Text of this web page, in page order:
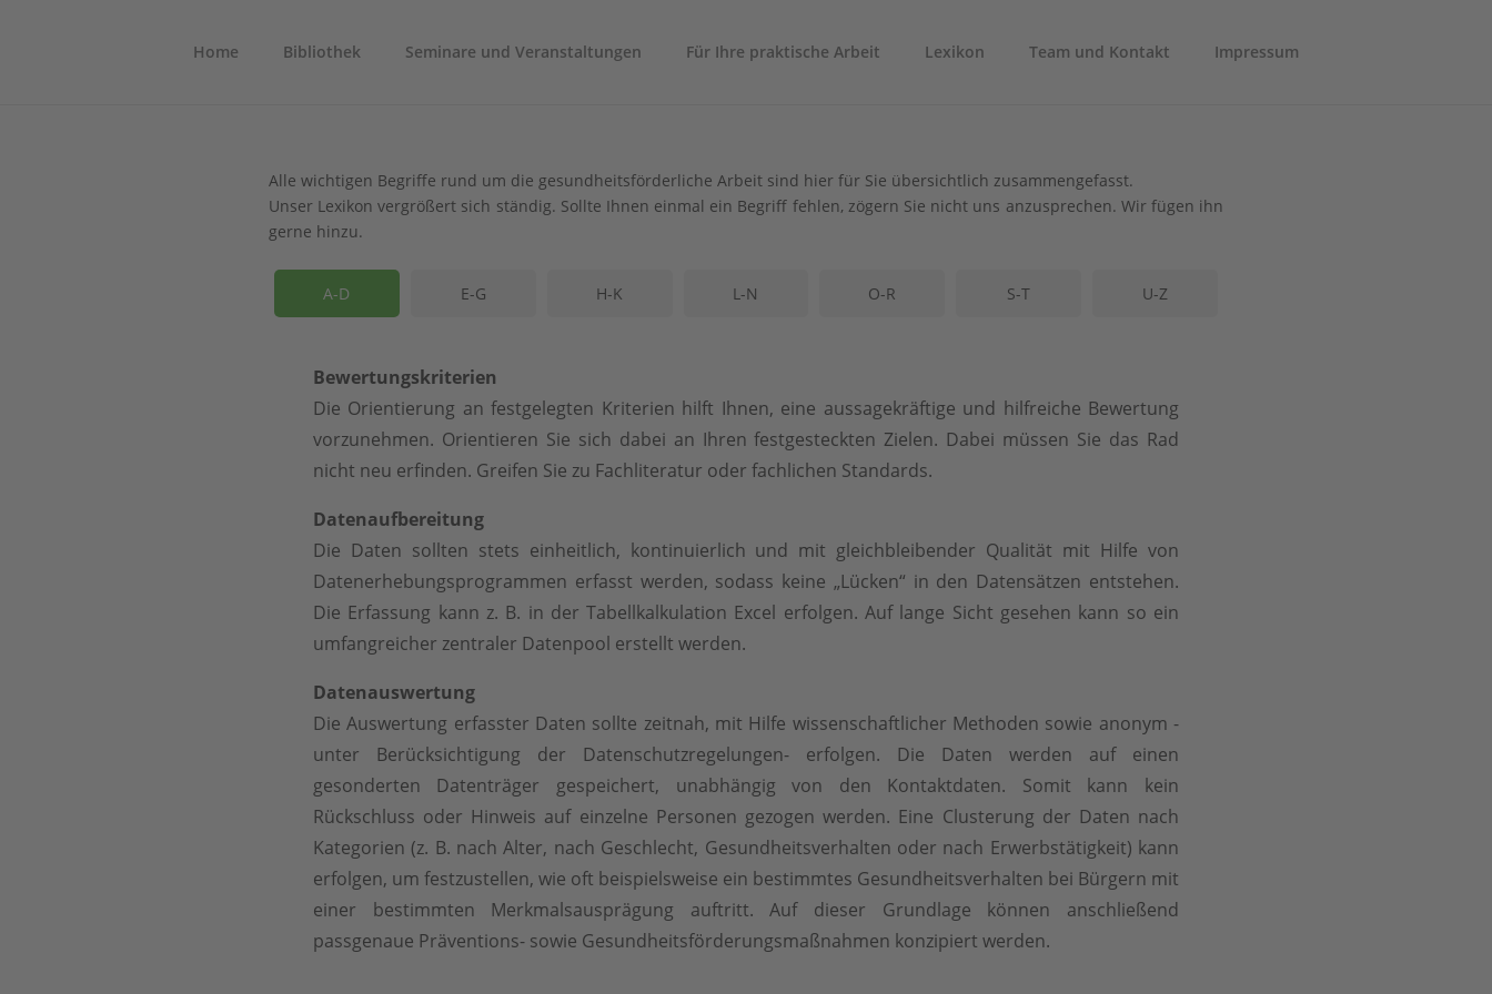
Home Bibliothek Seminare und Veranstaltungen Für Ihre praktische Arbeit Lexikon Team und Kontakt Impressum
Alle wichtigen Begriffe rund um die gesundheitsförderliche Arbeit sind hier für Sie übersichtlich zusammengefasst.
Unser Lexikon vergrößert sich ständig. Sollte Ihnen einmal ein Begriff fehlen, zögern Sie nicht uns anzusprechen. Wir fügen ihn
gerne hinzu.
A-D E-G H-K L-N O-R S-T U-Z
Bewertungskriterien
Die Orientierung an festgelegten Kriterien hilft Ihnen, eine aussagekräftige und hilfreiche Bewertung
vorzunehmen. Orientieren Sie sich dabei an Ihren festgesteckten Zielen. Dabei müssen Sie das Rad
nicht neu erfinden. Greifen Sie zu Fachliteratur oder fachlichen Standards.
Datenaufbereitung
Die Daten sollten stets einheitlich, kontinuierlich und mit gleichbleibender Qualität mit Hilfe von
Datenerhebungsprogrammen erfasst werden, sodass keine „Lücken“ in den Datensätzen entstehen.
Die Erfassung kann z. B. in der Tabellkalkulation Excel erfolgen. Auf lange Sicht gesehen kann so ein
umfangreicher zentraler Datenpool erstellt werden.
Datenauswertung
Die Auswertung erfasster Daten sollte zeitnah, mit Hilfe wissenschaftlicher Methoden sowie anonym -
unter Berücksichtigung der Datenschutzregelungen- erfolgen. Die Daten werden auf einen
gesonderten Datenträger gespeichert, unabhängig von den Kontaktdaten. Somit kann kein
Rückschluss oder Hinweis auf einzelne Personen gezogen werden. Eine Clusterung der Daten nach
Kategorien (z. B. nach Alter, nach Geschlecht, Gesundheitsverhalten oder nach Erwerbstätigkeit) kann
erfolgen, um festzustellen, wie oft beispielsweise ein bestimmtes Gesundheitsverhalten bei Bürgern mit
einer bestimmten Merkmalsausprägung auftritt. Auf dieser Grundlage können anschließend
passgenaue Präventions- sowie Gesundheitsförderungsmaßnahmen konzipiert werden.